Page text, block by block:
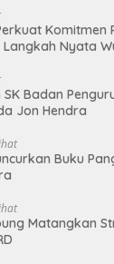
Komitmen
Nyata
Badan
Jon Hendra
Buku
Matangkan